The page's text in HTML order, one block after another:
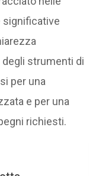
significative
strumenti di
per una
e per una
richiesti.